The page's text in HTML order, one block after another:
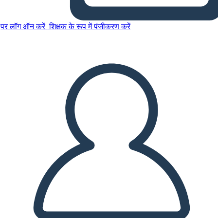
पर लॉग ऑन करें शिक्षक के रूप में पंजीकरण करें